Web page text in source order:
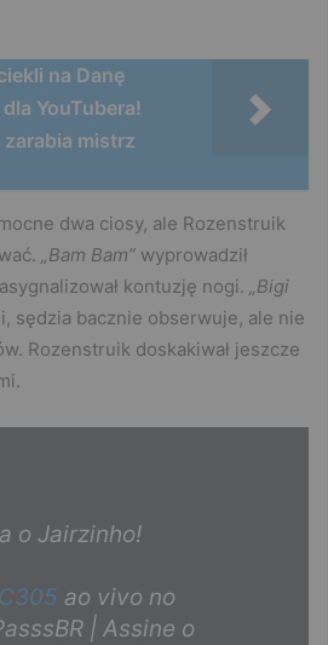
na Danę
YouTubera!
zarabia mistrz
dwa ciosy, ale Rozenstruik
„Bam Bam” wyprowadził
kontuzję nogi. „Bigi
sędzia bacznie obserwuje, ale nie
Rozenstruik doskakiwał jeszcze
o Jairzinho!
ao vivo no
| Assine o